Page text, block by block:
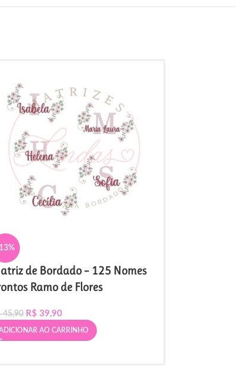
de Bordado – 125 Nomes
Ramo de Flores
45,90 R$ 39,90
AO CARRINHO